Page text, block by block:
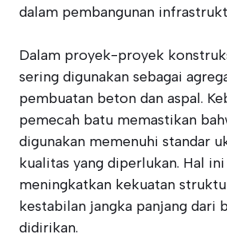
dalam pembangunan
Dalam proyek-proyek
sering digunakan sebagai
pembuatan beton dan aspal.
pemecah batu memastikan
digunakan memenuhi standar
kualitas yang diperlukan. Hal
meningkatkan kekuatan
kestabilan jangka panjang dari
didirikan.